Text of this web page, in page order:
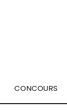
CONCOURS